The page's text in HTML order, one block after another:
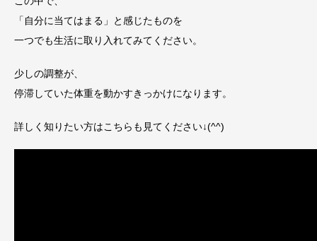
「自分に当てはまる」と感じたものを
一つでも生活に取り入れてみてください。
少しの調整が、
停滞していた体重を動かすきっかけになります。
詳しく知りたい方はこちらも見てください↓(^^)